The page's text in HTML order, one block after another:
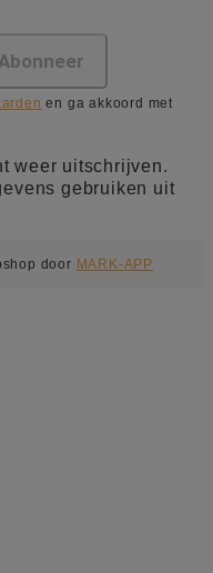
en ga akkoord met
weer uitschrijven.
gebruiken uit
door MARK-APP